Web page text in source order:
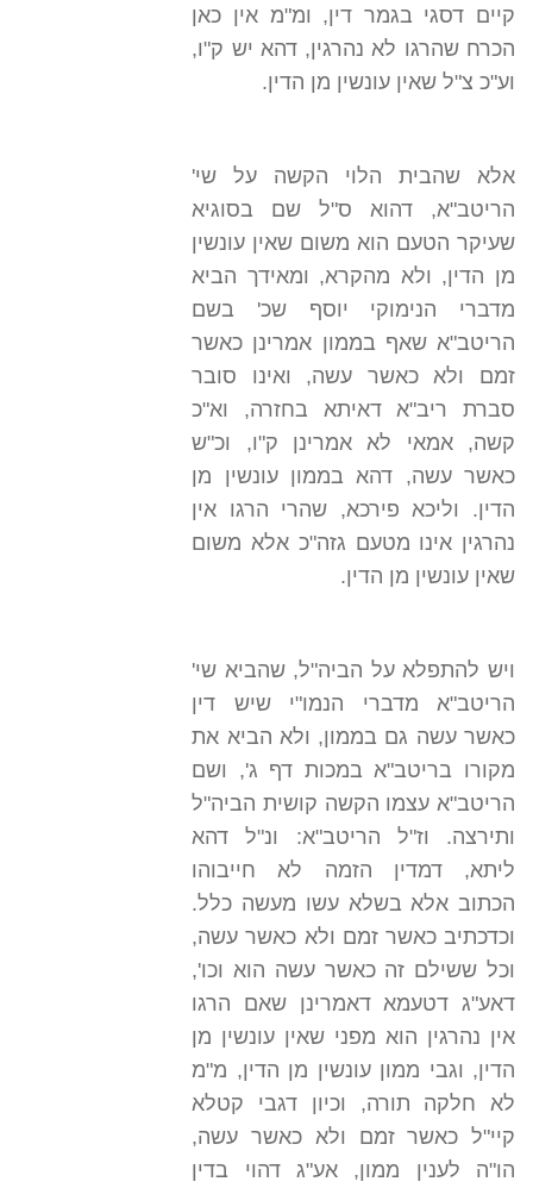
קיים דסגי בגמר דין, ומ"מ אין כאן
הכרח שהרגו לא נהרגין, דהא יש ק"ו,
וע"כ צ"ל שאין עונשין מן הדין.
אלא שהבית הלוי הקשה על שי'
הריטב"א, דהוא ס"ל שם בסוגיא
שעיקר הטעם הוא משום שאין עונשין
מן הדין, ולא מהקרא, ומאידך הביא
מדברי הנימוקי יוסף שכ' בשם
הריטב"א שאף בממון אמרינן כאשר
זמם ולא כאשר עשה, ואינו סובר
סברת ריב"א דאיתא בחזרה, וא"כ
קשה, אמאי לא אמרינן ק"ו, וכ"ש
כאשר עשה, דהא בממון עונשין מן
הדין. וליכא פירכא, שהרי הרגו אין
נהרגין אינו מטעם גזה"כ אלא משום
שאין עונשין מן הדין.
ויש להתפלא על הביה"ל, שהביא שי'
הריטב"א מדברי הנמו"י שיש דין
כאשר עשה גם בממון, ולא הביא את
מקורו בריטב"א במכות דף ג', ושם
הריטב"א עצמו הקשה קושית הביה"ל
ותירצה. וז"ל הריטב"א: ונ"ל דהא
ליתא, דמדין הזמה לא חייבוהו
הכתוב אלא בשלא עשו מעשה כלל.
וכדכתיב כאשר זמם ולא כאשר עשה,
וכל ששילם זה כאשר עשה הוא וכו',
דאע"ג דטעמא דאמרינן שאם הרגו
אין נהרגין הוא מפני שאין עונשין מן
הדין, וגבי ממון עונשין מן הדין, מ"מ
לא חלקה תורה, וכיון דגבי קטלא
קיי"ל כאשר זמם ולא כאשר עשה,
הו"ה לענין ממון, אע"ג דהוי בדין